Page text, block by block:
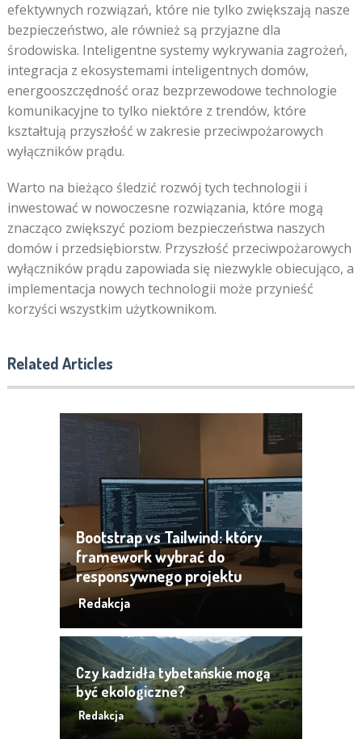
efektywnych rozwiązań, które nie tylko zwiększają nasze
bezpieczeństwo, ale również są przyjazne dla
środowiska. Inteligentne systemy wykrywania zagrożeń,
integracja z ekosystemami inteligentnych domów,
energooszczędność oraz bezprzewodowe technologie
komunikacyjne to tylko niektóre z trendów, które
kształtują przyszłość w zakresie przeciwpożarowych
wyłączników prądu.
Warto na bieżąco śledzić rozwój tych technologii i
inwestować w nowoczesne rozwiązania, które mogą
znacząco zwiększyć poziom bezpieczeństwa naszych
domów i przedsiębiorstw. Przyszłość przeciwpożarowych
wyłączników prądu zapowiada się niezwykle obiecująco, a
implementacja nowych technologii może przynieść
korzyści wszystkim użytkownikom.
Related Articles
Bootstrap vs Tailwind: który
framework wybrać do
responsywnego projektu
Redakcja
Czy kadzidła tybetańskie mogą
być ekologiczne?
Redakcja